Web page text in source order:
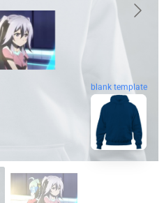
blank template